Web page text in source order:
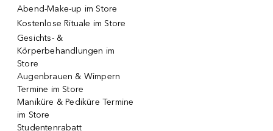
Abend-Make-up im Store
Kostenlose Rituale im Store
Gesichts- &
Körperbehandlungen im
Store
Augenbrauen & Wimpern
Termine im Store
Maniküre & Pediküre Termine
im Store
Studentenrabatt